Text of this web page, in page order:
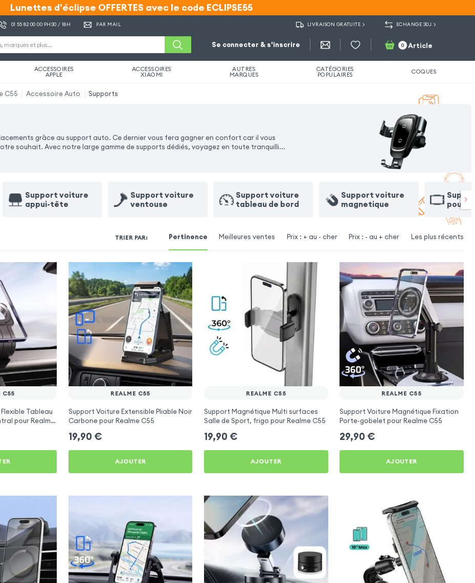
Lunettes d'éclipse OFFERTES avec le code ECLIPSE55
Lunettes d'éclipse OFFERTES avec le code ECLIPSE55
01 55 82 00 00 9H30 / 18H PAR MAIL LIVRAISON GRATUITE ECHANGE 30J
Se connecter & s'inscrire 0 Article
ACCESSOIRES
APPLE
ACCESSOIRES
XIAOMI
AUTRES
MARQUES
CATÉGORIES
POPULAIRES COQUES
C55 Accessoire Auto Supports
grâce au support auto. Ce dernier vous fera gagner en confort car il vous
souhait. Avec notre large gamme de supports dédiés, voyagez en toute tranquilli...
Support voiture
appui-tête
Support voiture
ventouse
Support voiture
tableau de bord
Support voiture
magnetique
pour
TRIER PAR: Pertinence Meilleures ventes Prix : + au - cher Prix : - au + cher Les plus récents
C55
Tableau
pour Realme
REALME C55
Support Voiture Extensible Pliable Noir
Carbone pour Realme C55
19,90 €
AJOUTER
REALME C55
Support Magnétique Multi surfaces
Salle de Sport, frigo pour Realme C55
19,90 €
AJOUTER
REALME C55
Support Voiture Magnétique Fixation
Porte-gobelet pour Realme C55
29,90 €
AJOUTER